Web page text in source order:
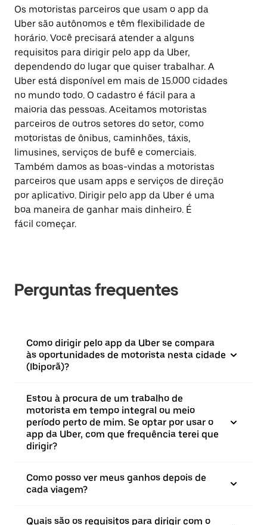
Os motoristas parceiros que usam o app da
Uber são autônomos e têm flexibilidade de
horário. Você precisará atender a alguns
requisitos para dirigir pelo app da Uber,
dependendo do lugar que quiser trabalhar. A
Uber está disponível em mais de 15.000 cidades
no mundo todo. O cadastro é fácil para a
maioria das pessoas. Aceitamos motoristas
parceiros de outros setores do setor, como
motoristas de ônibus, caminhões, táxis,
limusines, serviços de bufê e comerciais.
Também damos as boas-vindas a motoristas
parceiros que usam apps e serviços de direção
por aplicativo. Dirigir pelo app da Uber é uma
boa maneira de ganhar mais dinheiro. É
fácil começar.
Perguntas frequentes
Como dirigir pelo app da Uber se compara
às oportunidades de motorista nesta cidade
(Ibiporã)?
Estou à procura de um trabalho de
motorista em tempo integral ou meio
período perto de mim. Se optar por usar o
app da Uber, com que frequência terei que
dirigir?
Como posso ver meus ganhos depois de
cada viagem?
Quais são os requisitos para dirigir com o